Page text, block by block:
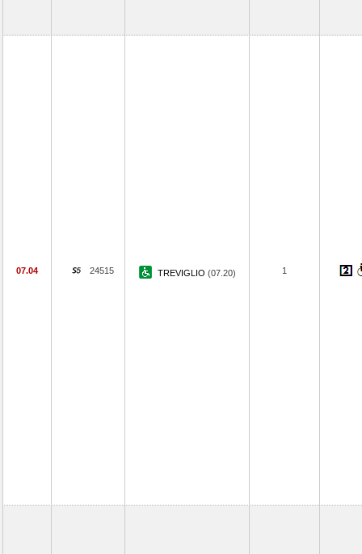
07.04 24515 TREVIGLIO (07.20) 1